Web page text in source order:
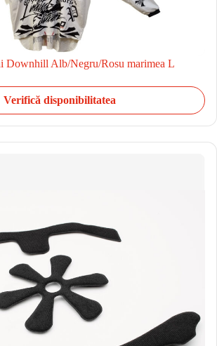
Downhill Alb/Negru/Rosu marimea L
Verifică disponibilitatea